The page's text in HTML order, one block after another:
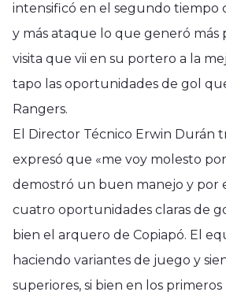
intensificó en el segundo tiempo
y más ataque lo que generó más
visita que vii en su portero a la
tapo las oportunidades de gol
Rangers.
El Director Técnico Erwin Durán
expresó que «me voy molesto
demostró un buen manejo y por
cuatro oportunidades claras de
bien el arquero de Copiapó. El
haciendo variantes de juego y
superiores, si bien en los